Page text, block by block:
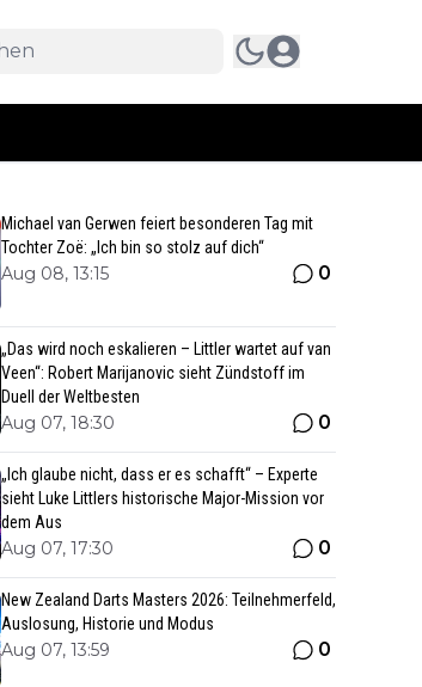
Michael van Gerwen feiert besonderen Tag mit
Tochter Zoë: „Ich bin so stolz auf dich“
Aug 08, 13:15 0
„Das wird noch eskalieren – Littler wartet auf van
Veen“: Robert Marijanovic sieht Zündstoff im
Duell der Weltbesten
Aug 07, 18:30 0
„Ich glaube nicht, dass er es schafft“ – Experte
sieht Luke Littlers historische Major-Mission vor
dem Aus
Aug 07, 17:30 0
New Zealand Darts Masters 2026: Teilnehmerfeld,
Auslosung, Historie und Modus
Aug 07, 13:59 0